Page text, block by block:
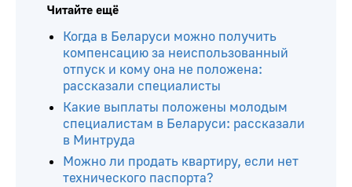
Читайте ещё
Когда в Беларуси можно получить
компенсацию за неиспользованный
отпуск и кому она не положена:
рассказали специалисты
Какие выплаты положены молодым
специалистам в Беларуси: рассказали
в Минтруда
Можно ли продать квартиру, если нет
технического паспорта?